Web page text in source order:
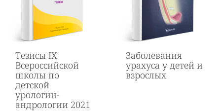
Тезисы IХ
Всероссийской
школы по
детской
урологии-
андрологии 2021
Заболевания
урахуса у детей и
взрослых